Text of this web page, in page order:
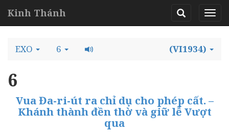
Kinh Thánh
EXO 6 (VI1934)
6
Vua Đa-ri-út ra chỉ dụ cho phép cất. –
Khánh thành đền thờ và giữ lễ Vượt
qua